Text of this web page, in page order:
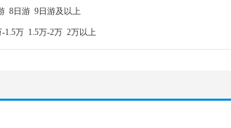
8日游 9日游及以上
-1.5万 1.5万-2万 2万以上